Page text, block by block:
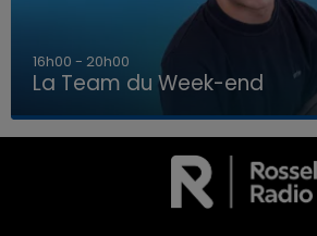
LA TEAM DU WEEK-END
7h00 - 12h00
La Team du Week-end